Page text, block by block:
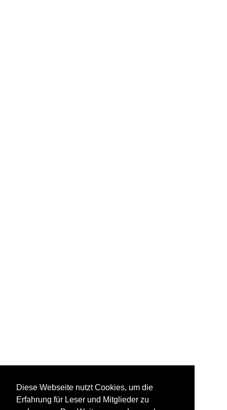
Diese Webseite nutzt Cookies, um die
Erfahrung für Leser und Mitglieder zu